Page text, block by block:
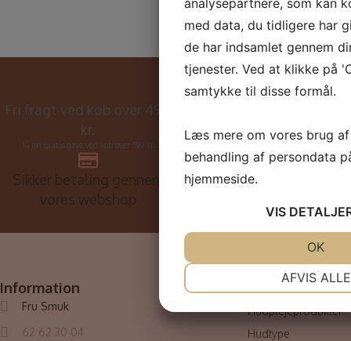
Fri fragt ved køb over 499
kr.
Få en gratis gave ved køb over 599 kr.
brachen i Danmark
Sikker betaling gennem
vores webshop
Kun kvalitet – ingen
Information
Fru Smuk
62 62 30 04
Kategorier
Hudplejeprodukter
Hudtype
analysepartnere, som kan
med data, du tidligere har
de har indsamlet gennem
tjenester. Ved at klikke på
samtykke til disse formål.
Læs mere om vores brug
behandling af persondata
hjemmeside.
VIS
AFVIS ALLE
OK